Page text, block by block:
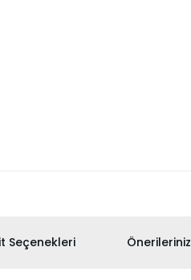
Seçenekleri Önerileriniz